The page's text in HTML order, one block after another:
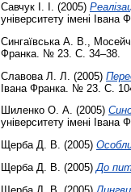
Савчук І. І. (2005)
університету імені
Сингаївська А. В.
Франка. № 23. С. 34–38.
Славова Л. Л. (2005)
Івана Франка. № 23. С.
Шиленко О. А. (2005)
університету імені
Щерба Д. В. (2005)
Щерба Д. В. (2005)До